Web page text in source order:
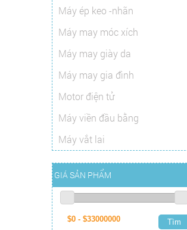
Máy ép keo -nhãn
Máy may móc xích
Máy may giày da
Máy may gia đình
Motor điện tử
Máy viền đầu bằng
Máy vắt lai
GIÁ SẢN PHẨM